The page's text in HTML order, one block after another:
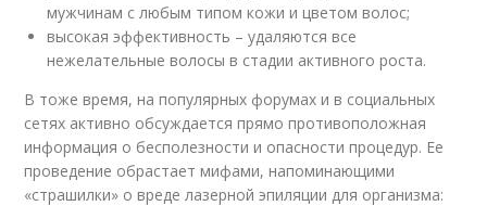
мужчинам с любым типом кожи и цветом волос;
высокая эффективность – удаляются все
нежелательные волосы в стадии активного роста.
В тоже время, на популярных форумах и в социальных
сетях активно обсуждается прямо противоположная
информация о бесполезности и опасности процедур. Ее
проведение обрастает мифами, напоминающими
«страшилки» о вреде лазерной эпиляции для организма: